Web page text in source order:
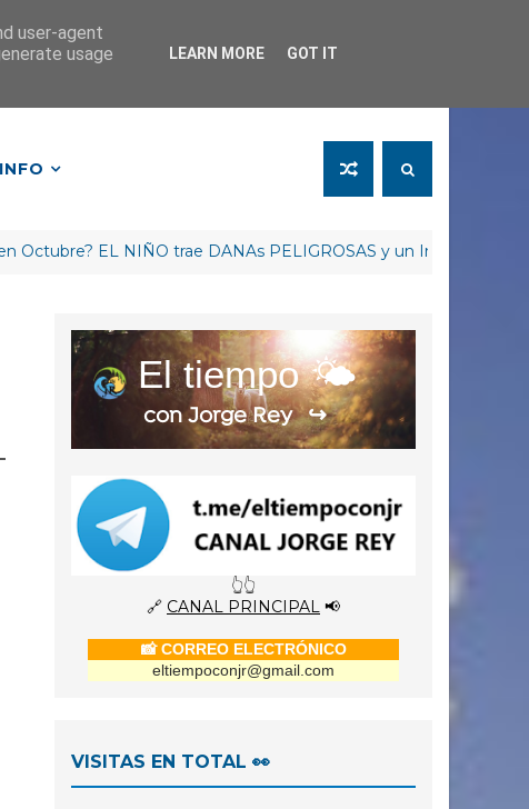
EL NIÑO trae DANAs PELIGROSAS y un Invierno
El tiempo 🌤️
con Jorge Rey ↪
👆👆
🔗 CANAL PRINCIPAL 📢
📸 CORREO ELECTRÓNICO
eltiempoconjr@gmail.com
VISITAS EN TOTAL 👀
user-agent
usage
LEARN MORE GOT IT